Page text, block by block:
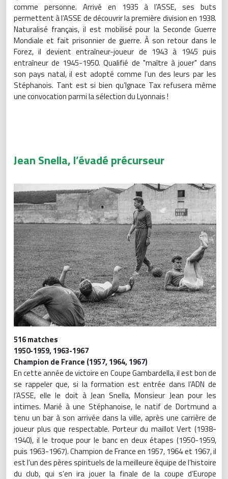
comme personne. Arrivé en 1935 à l’ASSE, ses buts
permettent à l’ASSE de découvrir la première division en 1938.
Naturalisé français, il est mobilisé pour la Seconde Guerre
Mondiale et fait prisonnier de guerre. À son retour dans le
Forez, il devient entraîneur-joueur de 1943 à 1945 puis
entraîneur de 1945-1950. Qualifié de "maître à jouer" dans
son pays natal, il est adopté comme l’un des leurs par les
Stéphanois. Tant est si bien qu’Ignace Tax refusera même
une convocation parmi la sélection du Lyonnais !
Jean Snella, l’évadé précurseur
516 matches
1950-1959, 1963-1967
Champion de France (1957, 1964, 1967)
En cette année de victoire en Coupe Gambardella, il est bon de
se rappeler que, si la formation est entrée dans l’ADN de
l’ASSE, elle le doit à Jean Snella, Monsieur Jean pour les
intimes. Marié à une Stéphanoise, le natif de Dortmund a
tenu un bar à son arrivée dans la ville, après une carrière de
joueur plus que respectable. Porteur du maillot Vert (1938-
1940), il le troque pour le banc en deux étapes (1950-1959,
puis 1963-1967). Champion de France en 1957, 1964 et 1967, il
est l’un des pères spirituels de la meilleure équipe de l’histoire
du club, qui s’en ira jouer la finale de la coupe d’Europe